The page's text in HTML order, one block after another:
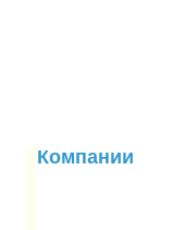
Компании